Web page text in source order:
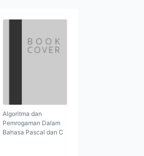
Algoritma dan
Pemrogaman Dalam
Bahasa Pascal dan C